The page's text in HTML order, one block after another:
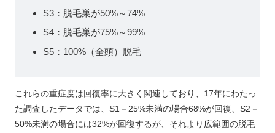
S3：脱毛巣が50%～74%
S4：脱毛巣が75%～99%
S5：100%（全頭）脱毛
これらの重症度は回復率に大きく関連しており、17年にわたっ
た調査したデータでは、S1－25%未満の場合68%が回復、S2－
50%未満の場合には32%が回復するが、それより広範囲の脱毛